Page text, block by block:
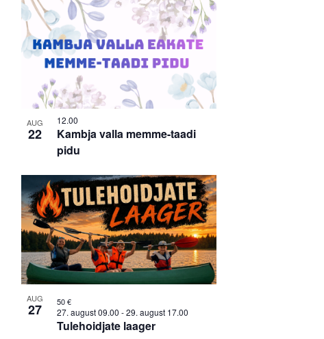
AUG
22
Kambja valla memme-taadi
pidu
12.00
AUG
27
Tulehoidjate laager
27. august 09.00 -29. august 17.00
50 €